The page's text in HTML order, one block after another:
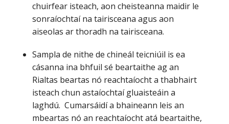
chuirfear isteach, aon cheisteanna maidir le
sonraíochtaí na tairisceana agus aon
aiseolas ar thoradh na tairisceana.
Sampla de nithe de chineál teicniúil is ea
cásanna ina bhfuil sé beartaithe ag an
Rialtas beartas nó reachtaíocht a thabhairt
isteach chun astaíochtaí gluaisteáin a
laghdú. Cumarsáidí a bhaineann leis an
mbeartas nó an reachtaíocht atá beartaithe,